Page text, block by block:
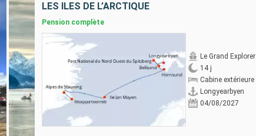
LES ÎLES DE L’ARCTIQUE
Pension complète
Le Grand Explorer
14 j
Cabine extérieure
Longyearbyen
04/08/2027